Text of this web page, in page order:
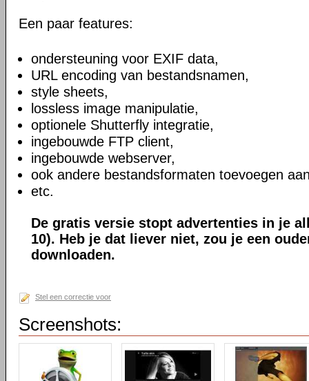
Een paar features:
ondersteuning voor EXIF data,
URL encoding van bestandsnamen,
style sheets,
lossless image manipulatie,
optionele Shutterfly integratie,
ingebouwde FTP client,
ingebouwde webserver,
ook andere bestandsformaten toevoegen
etc.
De gratis versie stopt advertenties in je
10). Heb je dat liever niet, zou je een
downloaden.
Stel een correctie voor
Screenshots: